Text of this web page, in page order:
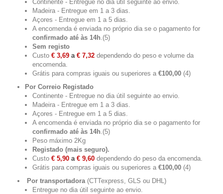
Continente - Entregue no dia útil seguinte ao envio.
Madeira - Entregue em 1 a 3 dias.
Açores - Entregue em 1 a 5 dias.
A encomenda é enviada no próprio dia se o pagamento for
confirmado até às 14h.(5)
Sem registo
Custo € 3,69 a € 7,32 dependendo do peso e volume da
encomenda.
Grátis para compras iguais ou superiores a €100,00 (4)
Por Correio Registado
Continente - Entregue no dia útil seguinte ao envio.
Madeira - Entregue em 1 a 3 dias.
Açores - Entregue em 1 a 5 dias.
A encomenda é enviada no próprio dia se o pagamento for
confirmado até às 14h.(5)
Peso máximo 2Kg
Registado (mais seguro).
Custo € 5,90 a € 9,60 dependendo do peso da encomenda.
Grátis para compras iguais ou superiores a €100,00 (4)
Por transportadora (CTTexpress, GLS ou DHL)
Entregue no dia útil seguinte ao envio.